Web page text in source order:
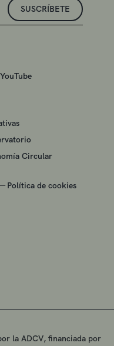
SUSCRÍBETE
YouTube
Circular
Política de cookies
la ADCV, financiada por